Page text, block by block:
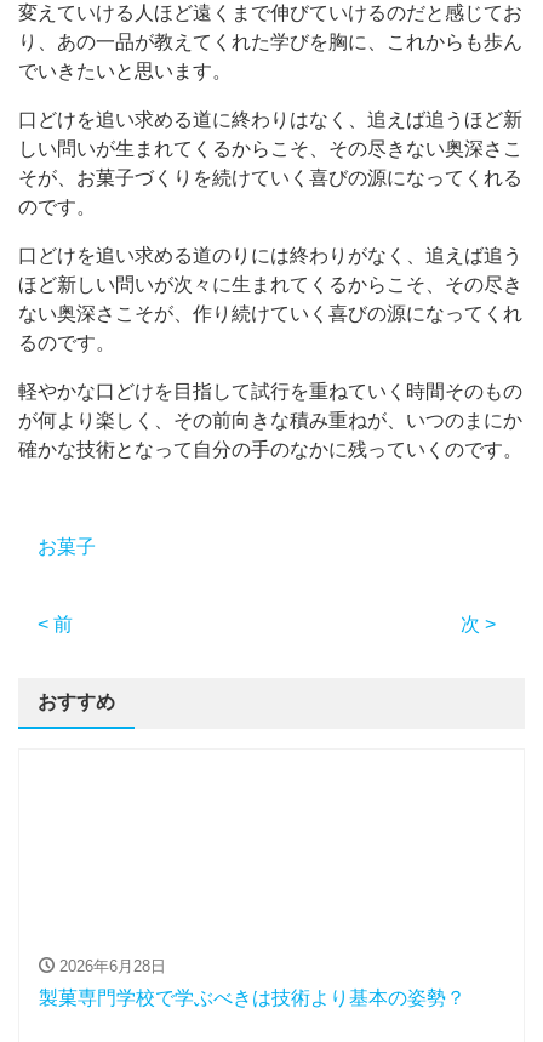
変えていける人ほど遠くまで伸びていけるのだと感じてお
り、あの一品が教えてくれた学びを胸に、これからも歩ん
でいきたいと思います。
口どけを追い求める道に終わりはなく、追えば追うほど新
しい問いが生まれてくるからこそ、その尽きない奥深さこ
そが、お菓子づくりを続けていく喜びの源になってくれる
のです。
口どけを追い求める道のりには終わりがなく、追えば追う
ほど新しい問いが次々に生まれてくるからこそ、その尽き
ない奥深さこそが、作り続けていく喜びの源になってくれ
るのです。
軽やかな口どけを目指して試行を重ねていく時間そのもの
が何より楽しく、その前向きな積み重ねが、いつのまにか
確かな技術となって自分の手のなかに残っていくのです。
お菓子
< 前 次 >
おすすめ
2026年6月28日
製菓専門学校で学ぶべきは技術より基本の姿勢？